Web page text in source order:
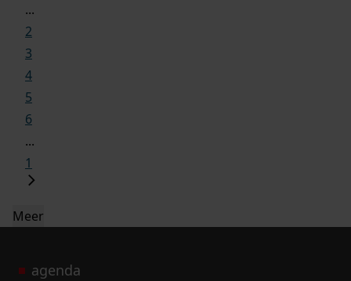
...
2
3
4
5
6
...
1
Meer
agenda